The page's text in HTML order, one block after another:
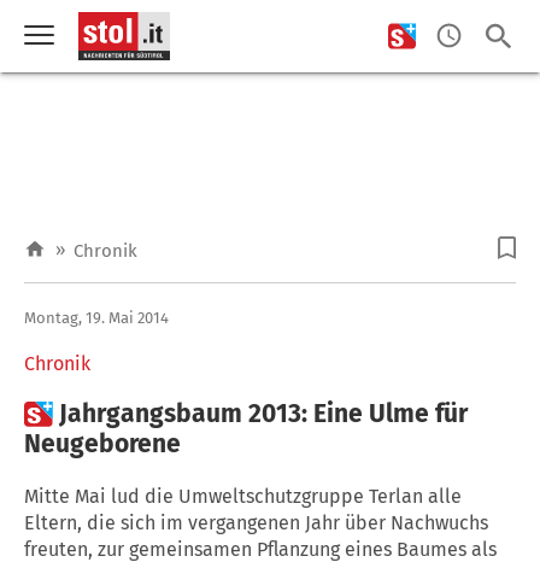
» Chronik
Chronik
Montag, 19. Mai 2014
 Jahrgangsbaum 2013: Eine Ulme für
Neugeborene
Mitte Mai lud die Umweltschutzgruppe Terlan alle
Eltern, die sich im vergangenen Jahr über Nachwuchs
freuten, zur gemeinsamen Pflanzung eines Baumes als